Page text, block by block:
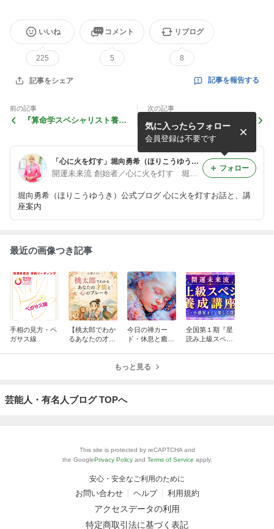
いいね
225
コメント
5
リブログ
8
記事をシェア 記事を報告する
前の記事
『算命学スペシャリスト養成
次の記事
世界はあなたのためにできて
いる
「心に火を灯す」堀向勇希（ほりこうゆうき）オフィシャルブログ
開運未来流 創始者／心に火を灯す 堀向勇希（ほりこうゆうき）
堀向勇希（ほりこうゆうき）公式ブログ 心に火を灯すお話と、講
座案内
気に入ったらフォロー
会員登録は不要です
フォロー
最近の画像つき記事
手相の見方・ペ
ガサス線
【桃太郎でわか
るあなたの才能
今日の禅カー
ド・休息と癒し
全国第１期『星
読み上級スペシ
もっと見る
芸能人・有名人ブログ TOPへ
This site is protected by reCAPTCHA and
the GooglePrivacy Policy and Terms of Service apply.
安心・安全なご利用のために
お問い合わせ ヘルプ 利用規約
アクセスデータの利用
特定商取引法に基づく表記